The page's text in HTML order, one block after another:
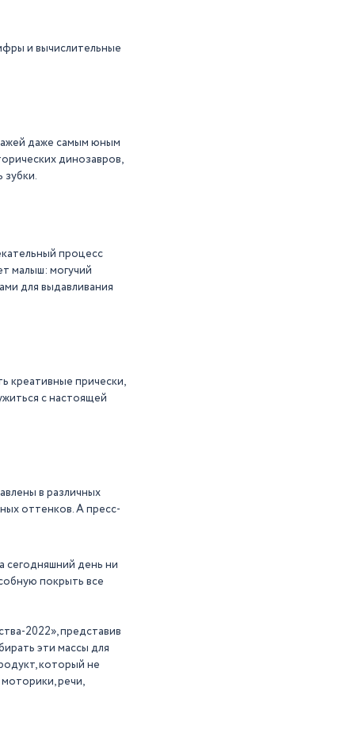
и вычислительные
даже самым юным
динозавров,
процесс
малыш: могучий
для выдавливания
креативные прически,
с настоящей
в различных
оттенков. А пресс-
день ни
покрыть все
2022», представив
эти массы для
который не
речи,